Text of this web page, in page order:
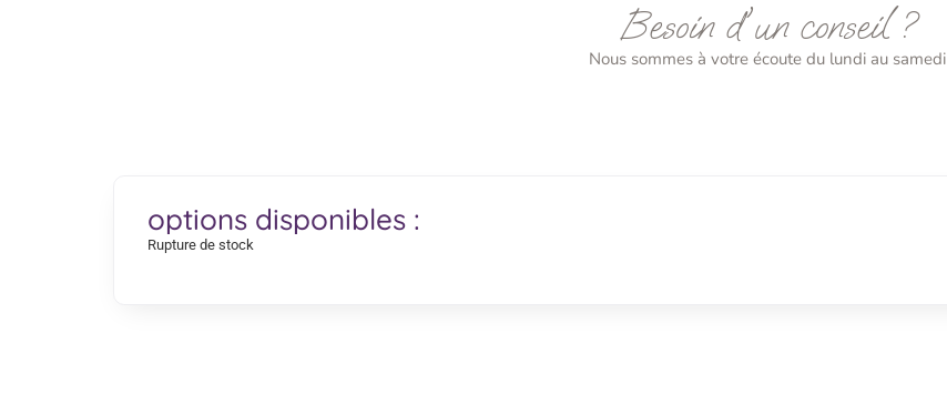
Besoin d'un conseil ?
Nous sommes à votre écoute du lundi au samedi
options disponibles :
Rupture de stock